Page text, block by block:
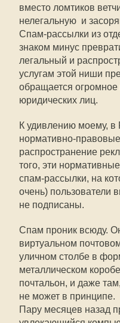
вместо ломтиков
нелегальную и
Спам-рассылки из
знаком минус
легальный и
услугам этой ниши
обращается огромное
юридических лиц.
К удивлению моему, в
нормативно-
распространение
того, эти
спам-рассылки, на
очень) пользователи
не подписаны.
Спам проник всюду.
виртуальном
уличном столбе в
металлическом
почтальон, и даже
не может в принципе.
Пару месяцев назад